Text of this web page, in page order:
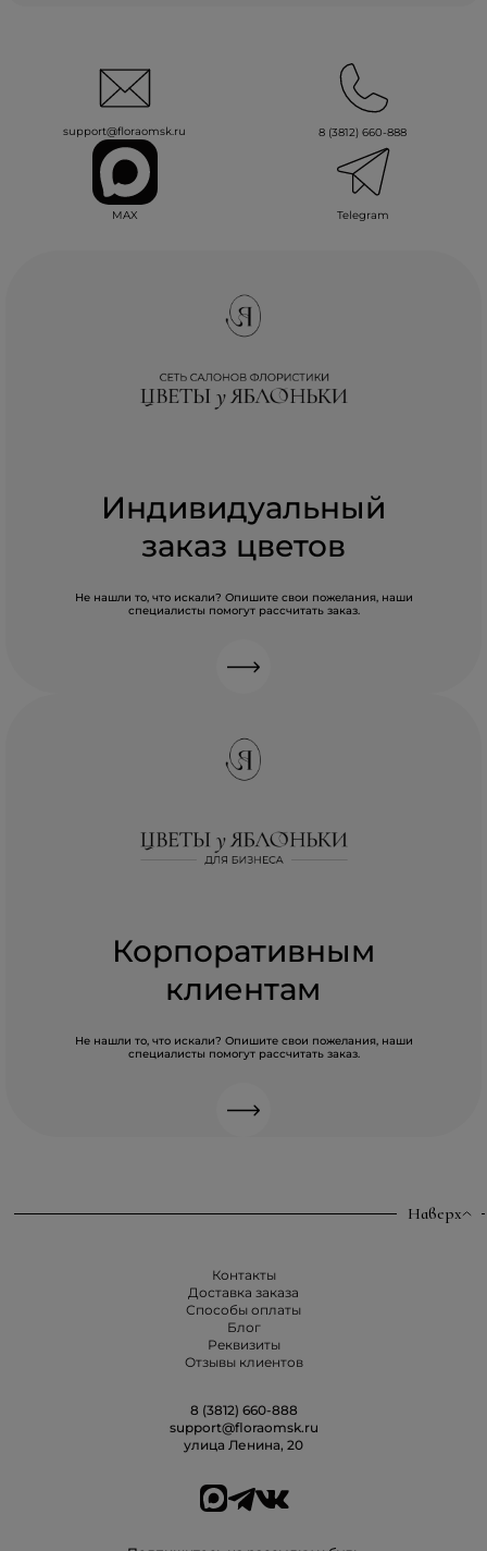
support@floraomsk.ru 8 (3812) 660-888
MAX Telegram
Индивидуальный
заказ цветов
Не нашли то, что искали? Опишите свои пожелания, наши
специалисты помогут рассчитать заказ.
Корпоративным
клиентам
Не нашли то, что искали? Опишите свои пожелания, наши
специалисты помогут рассчитать заказ.
Наверх
Контакты
Доставка заказа
Способы оплаты
Блог
Реквизиты
Отзывы клиентов
8 (3812) 660-888
support@floraomsk.ru
улица Ленина, 20